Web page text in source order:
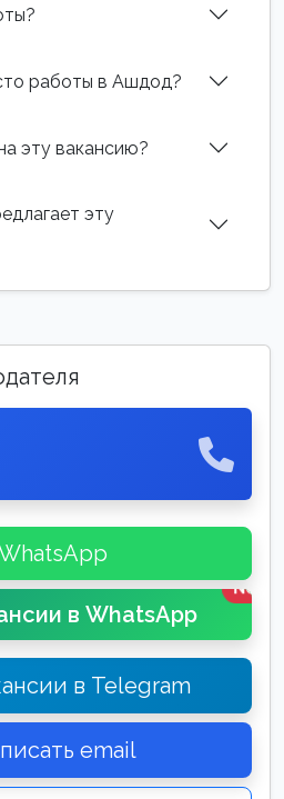
работы в Ашдод?
эту вакансию?
эту
в WhatsApp
New
в Telegram
email